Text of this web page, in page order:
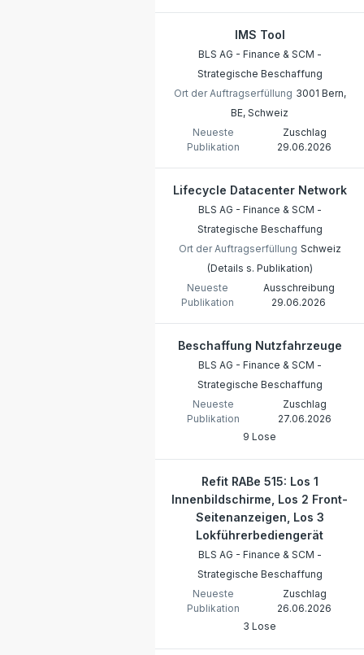
IMS Tool
BLS AG - Finance & SCM -
Strategische Beschaffung
Ort der Auftragserfüllung 3001 Bern,
BE, Schweiz
Neueste
Publikation
Zuschlag
29.06.2026
Lifecycle Datacenter Network
BLS AG - Finance & SCM -
Strategische Beschaffung
Ort der Auftragserfüllung Schweiz
(Details s. Publikation)
Neueste
Publikation
Ausschreibung
29.06.2026
Beschaffung Nutzfahrzeuge
BLS AG - Finance & SCM -
Strategische Beschaffung
Neueste
Publikation
Zuschlag
27.06.2026
9 Lose
Refit RABe 515: Los 1
Innenbildschirme, Los 2 Front-
Seitenanzeigen, Los 3
Lokführerbediengerät
BLS AG - Finance & SCM -
Strategische Beschaffung
Neueste
Publikation
Zuschlag
26.06.2026
3 Lose